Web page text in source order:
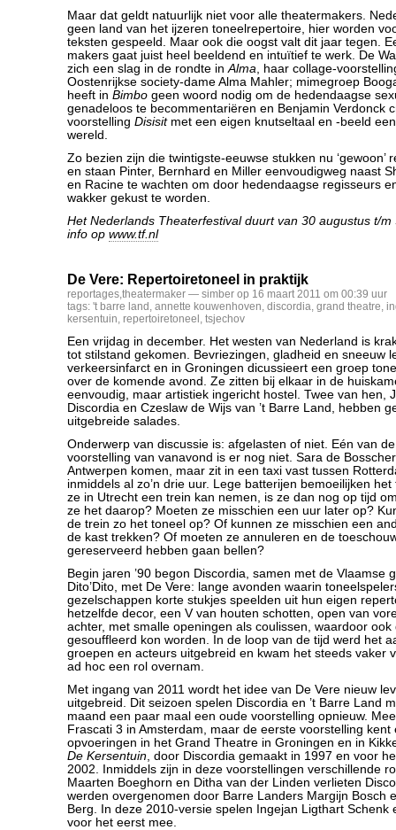
Maar dat geldt natuurlijk niet voor alle theatermakers.
geen land van het ijzeren toneelrepertoire, hier worden
teksten gespeeld. Maar ook die oogst valt dit jaar tegen.
makers gaat juist heel beeldend en intuïtief te werk. De
zich een slag in de rondte inAlma, haar collage-
Oostenrijkse society-dame Alma Mahler; mimegroep
heeft in Bimbo geen woord nodig om de hedendaagse
genadeloos te becommentariëren en Benjamin Verdonck
voorstelling Disisitmet een eigen knutseltaal en -beeld
wereld.
Zo bezien zijn die twintigste-eeuwse stukken nu ‘gewoon’
en staan Pinter, Bernhard en Miller eenvoudigweg naast
en Racine te wachten om door hedendaagse regisseurs
wakker gekust te worden.
Het Nederlands Theaterfestival duurt van 30 augustus t/m
info op www.tf.nl
De Vere: Repertoiretoneel in praktijk
reportages,theatermaker — simber op 16 maart 2011 om 00:39 uur
tags: 't barre land , annette kouwenhoven, discordia, grand theatre,
kersentuin, repertoiretoneel , tsjechov
Een vrijdag in december. Het westen van Nederland is
tot stilstand gekomen. Bevriezingen, gladheid en sneeuw
verkeersinfarct en in Groningen dicussieert een groep
over de komende avond. Ze zitten bij elkaar in de
eenvoudig, maar artistiek ingericht hostel. Twee van hen,
Discordia en Czeslaw de Wijs van ’t Barre Land, hebben
uitgebreide salades.
Onderwerp van discussie is: afgelasten of niet. Eén van
voorstelling van vanavond is er nog niet. Sara de
Antwerpen komen, maar zit in een taxi vast tussen
inmiddels al zo’n drie uur. Lege batterijen bemoeilijken
ze in Utrecht een trein kan nemen, is ze dan nog op tijd
ze het daarop? Moeten ze misschien een uur later op?
de trein zo het toneel op? Of kunnen ze misschien een
de kast trekken? Of moeten ze annuleren en de
gereserveerd hebben gaan bellen?
Begin jaren ’90 begon Discordia, samen met de Vlaamse
Dito’Dito, met De Vere: lange avonden waarin
gezelschappen korte stukjes speelden uit hun eigen
hetzelfde decor, een V van houten schotten, open van
achter, met smalle openingen als coulissen, waardoor ook
gesouffleerd kon worden. In de loop van de tijd werd het
groepen en acteurs uitgebreid en kwam het steeds vaker
ad hoc een rol overnam.
Met ingang van 2011 wordt het idee van De Vere nieuw
uitgebreid. Dit seizoen spelen Discordia en ’t Barre Land
maand een paar maal een oude voorstelling opnieuw.
Frascati 3 in Amsterdam, maar de eerste voorstelling kent
opvoeringen in het Grand Theatre in Groningen en in
De Kersentuin, door Discordia gemaakt in 1997 en voor
2002. Inmiddels zijn in deze voorstellingen verschillende
Maarten Boeghorn en Ditha van der Linden verlieten
werden overgenomen door Barre Landers Margijn Bosch
Berg. In deze 2010-versie spelen Ingejan Ligthart Schenk
voor het eerst mee.